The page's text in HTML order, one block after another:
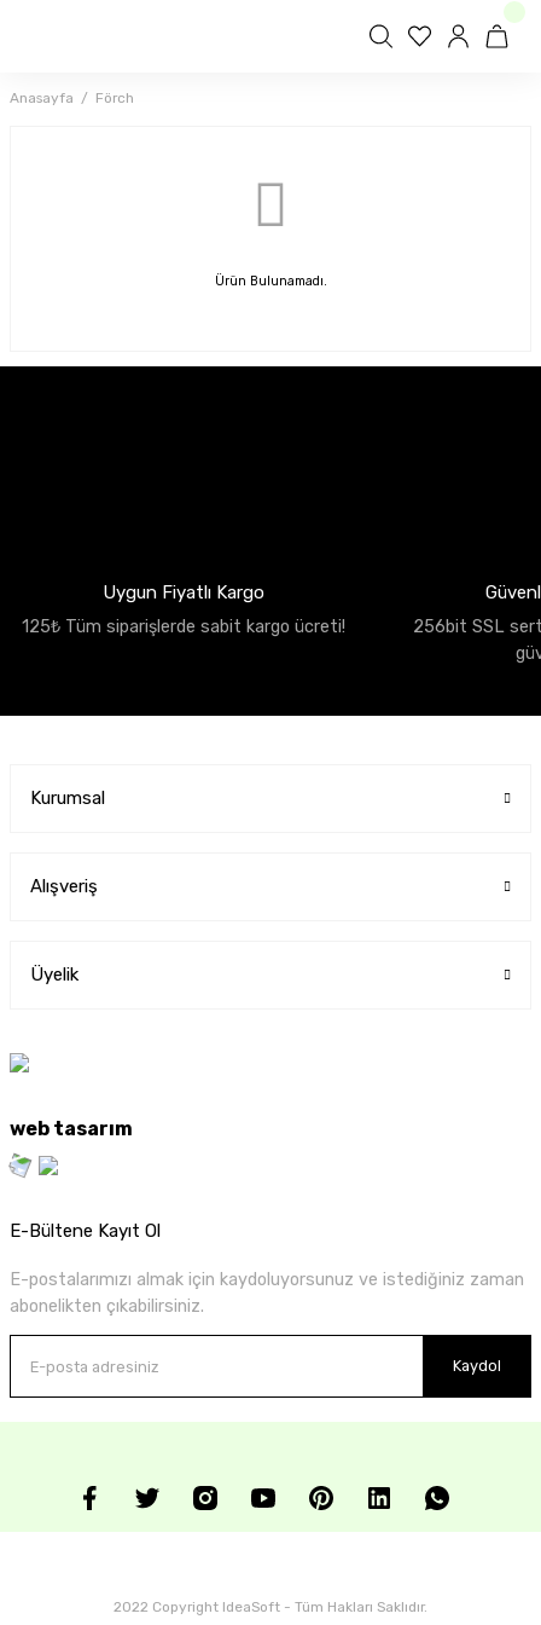
Anasayfa Förch
Ürün Bulunamadı.
Uygun Fiyatlı Kargo
125₺ Tüm siparişlerde sabit kargo ücreti!
256bit SSL
Kurumsal
Alışveriş
Üyelik
web tasarım
E-Bültene Kayıt Ol
E-postalarımızı almak için kaydoluyorsunuz ve istediğiniz zaman
abonelikten çıkabilirsiniz.
Kaydol
2022 Copyright IdeaSoft - Tüm Hakları Saklıdır.